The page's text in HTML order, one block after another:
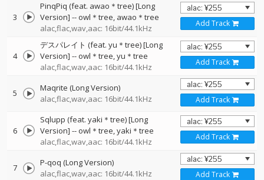
3
PinqPiq (feat. awao＊tree) [Long
Version] -- owl＊tree awao＊tree
alac,flac,wav,aac: 16bit/44.1kHz
Add Track
4
デスパレイト (feat. yu＊tree) [Long
Version] -- owl＊tree yu＊tree
alac,flac,wav,aac: 16bit/44.1kHz
Add Track
5
Maqrite (Long Version)
alac,flac,wav,aac: 16bit/44.1kHz
Add Track
6
Sqlupp (feat. yaki＊tree) [Long
Version] -- owl＊tree yaki＊tree
alac,flac,wav,aac: 16bit/44.1kHz
Add Track
7
P-qoq (Long Version)
alac,flac,wav,aac: 16bit/44.1kHz
Add Track